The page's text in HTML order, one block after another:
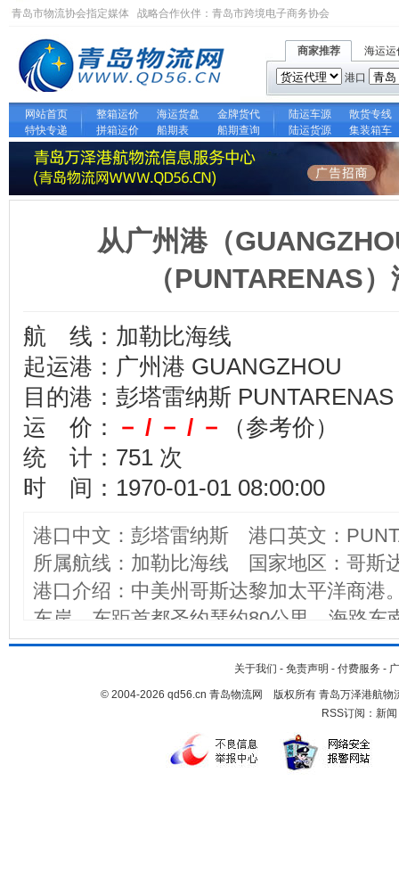
青岛市物流协会指定媒体 战略合作伙伴： 青岛市跨境电子商务协会
商家推荐 海运运
港口
网站首页 整箱运价 海运货盘 金牌货代 陆运车源
散货专线
特快专递
拼箱运价 船期表 船期查询 陆运货源 集装箱车
从广州港（
（PUNTARENAS
航 线：加勒比海线
起运港：广州港 GUANGZHOU
目的港：彭塔雷纳斯 PUNTARENAS
运 价：
－ / － / －
（参考价）
统 计：751 次
时 间：1970-01-01 08:00:00
港口中文：彭塔雷纳斯 港口英文：
所属航线：加勒比海线 国家地区：哥斯
港口介绍：中美州哥斯达黎加太平洋商港
东岸。东距首都圣约瑟约80公里，海路东
科林托262海里、至阿卡胡特拉港410米
堤，顶端内外各有一个泊位，外泊位长
米，最大水深7.4米。港外设有锚地可提
关于我们 - 免责声明 - 付费服务 -
© 2004-2026 qd56.cn 青岛物流网 版权所有 青岛万泽港航物
RSS订阅： 新闻